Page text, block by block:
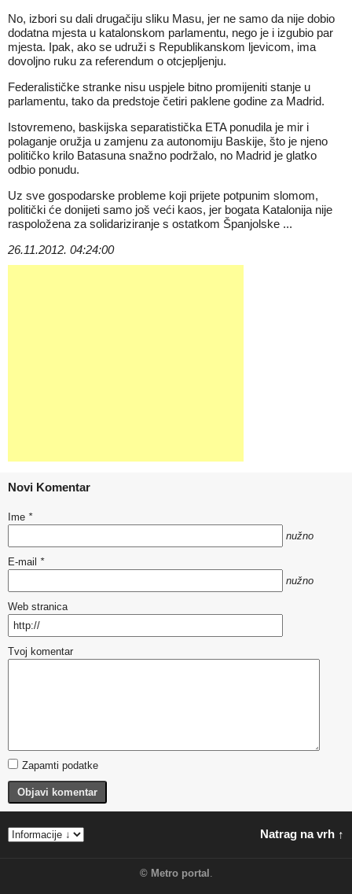
No, izbori su dali drugačiju sliku Masu, jer ne samo da nije dobio
dodatna mjesta u katalonskom parlamentu, nego je i izgubio par
mjesta. Ipak, ako se udruži s Republikanskom ljevicom, ima
dovoljno ruku za referendum o otcjepljenju.
Federalističke stranke nisu uspjele bitno promijeniti stanje u
parlamentu, tako da predstoje četiri paklene godine za Madrid.
Istovremeno, baskijska separatistička ETA ponudila je mir i
polaganje oružja u zamjenu za autonomiju Baskije, što je njeno
političko krilo Batasuna snažno podržalo, no Madrid je glatko
odbio ponudu.
Uz sve gospodarske probleme koji prijete potpunim slomom,
politički će donijeti samo još veći kaos, jer bogata Katalonija nije
raspoložena za solidariziranje s ostatkom Španjolske ...
26.11.2012. 04:24:00
Novi Komentar
Ime *
nužno
E-mail *
nužno
Web stranica
Tvoj komentar
Zapamti podatke
Objavi komentar
Natrag na vrh ↑
© Metro portal .